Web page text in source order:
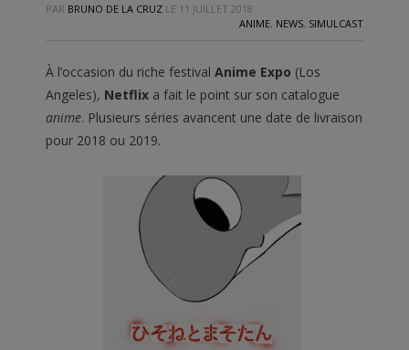
PAR BRUNO DE LA CRUZ LE 11 JUILLET 2018
ANIME, NEWS, SIMULCAST
À l’occasion du riche festival Anime Expo (Los
Angeles), Netflix a fait le point sur son catalogue
anime. Plusieurs séries avancent une date de livraison
pour 2018 ou 2019.